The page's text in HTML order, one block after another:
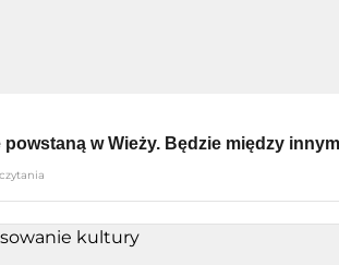
powstaną w Wieży. Będzie między